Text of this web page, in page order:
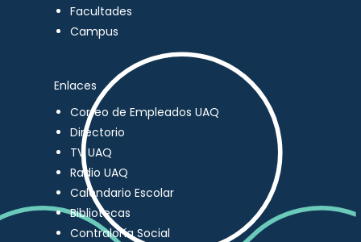
Facultades
Campus
Enlaces
Correo de Empleados UAQ
Directorio
TV UAQ
Radio UAQ
Calendario Escolar
Bibliotecas
Contraloría Social